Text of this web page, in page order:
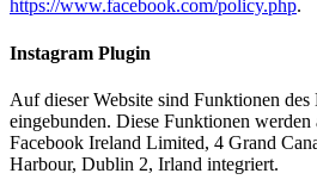
https://www.facebook.com/policy.php.
Instagram Plugin
Auf dieser Website sind Funktionen des
eingebunden. Diese Funktionen werden
Facebook Ireland Limited, 4 Grand
Harbour, Dublin 2, Irland integriert.